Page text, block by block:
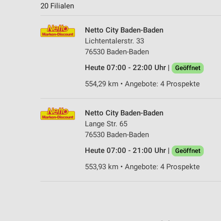
20 Filialen
Netto City Baden-Baden
Lichtentalerstr. 33
76530 Baden-Baden
Heute 07:00 - 22:00 Uhr |
Geöffnet
554,29 km • Angebote: 4 Prospekte
Netto City Baden-Baden
Lange Str. 65
76530 Baden-Baden
Heute 07:00 - 21:00 Uhr |
Geöffnet
553,93 km • Angebote: 4 Prospekte